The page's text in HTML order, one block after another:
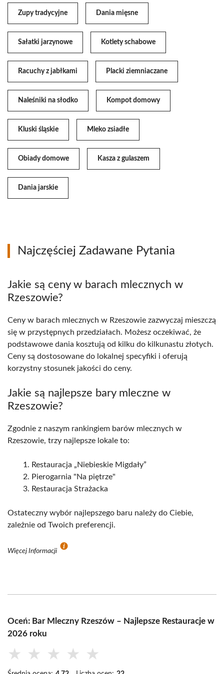
Zupy tradycyjne Dania mięsne
Sałatki jarzynowe Kotlety schabowe
Racuchy z jabłkami Placki ziemniaczane
Naleśniki na słodko Kompot domowy
Kluski śląskie Mleko zsiadłe
Obiady domowe Kasza z gulaszem
Dania jarskie
Najczęściej Zadawane Pytania
Jakie są ceny w barach mlecznych w
Rzeszowie?
Ceny w barach mlecznych w Rzeszowie zazwyczaj mieszczą
się w przystępnych przedziałach. Możesz oczekiwać, że
podstawowe dania kosztują od kilku do kilkunastu złotych.
Ceny są dostosowane do lokalnej specyfiki i oferują
korzystny stosunek jakości do ceny.
Jakie są najlepsze bary mleczne w
Rzeszowie?
Zgodnie z naszym rankingiem barów mlecznych w
Rzeszowie, trzy najlepsze lokale to:
Restauracja „Niebieskie Migdały”
Pierogarnia "Na piętrze"
Restauracja Strażacka
Ostateczny wybór najlepszego baru należy do Ciebie,
zależnie od Twoich preferencji.
Więcej Informacji
Oceń: Bar Mleczny Rzeszów – Najlepsze Restauracje w
2026 roku
★ ★ ★ ★ ★